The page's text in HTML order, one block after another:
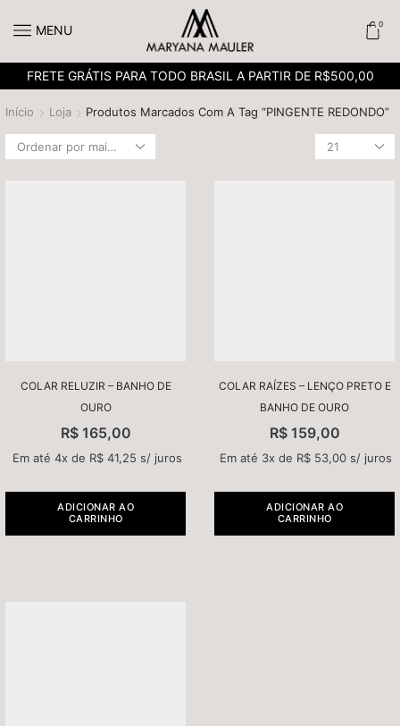
MENU 0
FRETE GRÁTIS PARA TODO BRASIL A PARTIR DE R$500,00
Início Loja Produtos Marcados Com A Tag “PINGENTE REDONDO”
COLAR RELUZIR – BANHO DE
OURO
R$165,00
Em até 4x de R$41,25 s/ juros
ADICIONAR AO
CARRINHO
COLAR RAÍZES – LENÇO PRETO E
BANHO DE OURO
R$159,00
Em até 3x de R$ 53,00 s/ juros
ADICIONAR AO
CARRINHO